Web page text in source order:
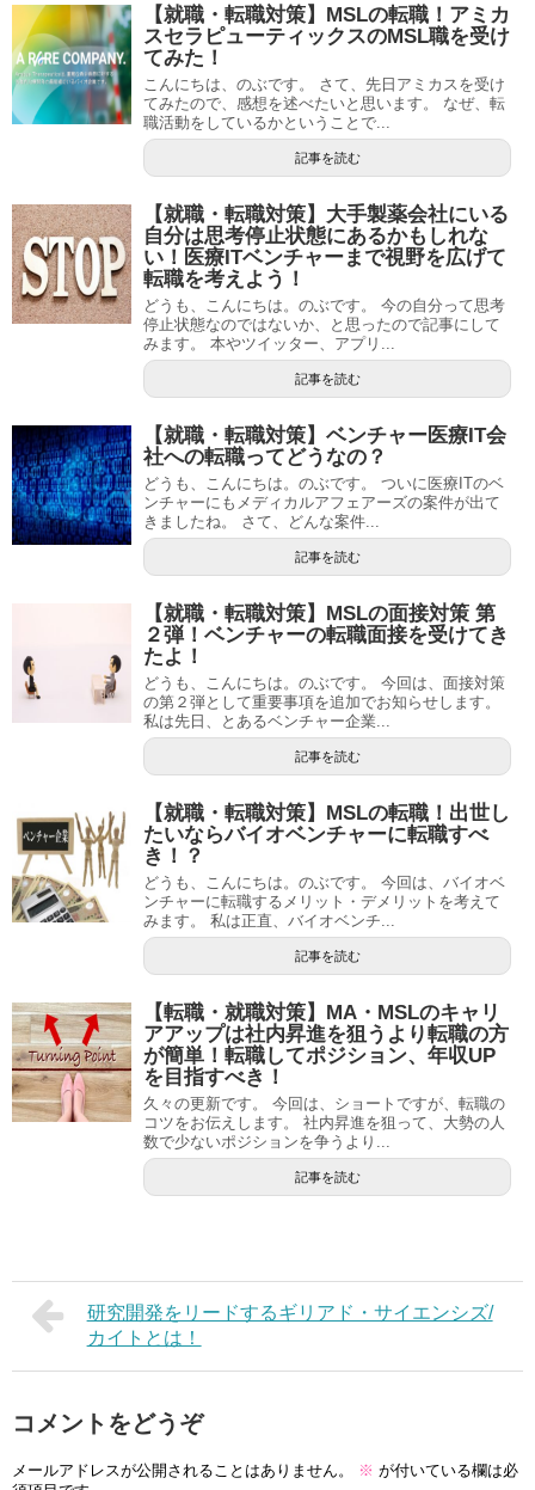
【就職・転職対策】MSLの転職！アミカ
スセラピューティックスのMSL職を受け
てみた！
こんにちは、のぶです。 さて、先日アミカスを受け
てみたので、感想を述べたいと思います。 なぜ、転
職活動をしているかということで...
記事を読む
【就職・転職対策】大手製薬会社にいる
自分は思考停止状態にあるかもしれな
い！医療ITベンチャーまで視野を広げて
転職を考えよう！
どうも、こんにちは。のぶです。 今の自分って思考
停止状態なのではないか、と思ったので記事にして
みます。 本やツイッター、アプリ...
記事を読む
【就職・転職対策】ベンチャー医療IT会
社への転職ってどうなの？
どうも、こんにちは。のぶです。 ついに医療ITのベ
ンチャーにもメディカルアフェアーズの案件が出て
きましたね。 さて、どんな案件...
記事を読む
【就職・転職対策】MSLの面接対策 第
２弾！ベンチャーの転職面接を受けてき
たよ！
どうも、こんにちは。のぶです。 今回は、面接対策
の第２弾として重要事項を追加でお知らせします。
私は先日、とあるベンチャー企業...
記事を読む
【就職・転職対策】MSLの転職！出世し
たいならバイオベンチャーに転職すべ
き！？
どうも、こんにちは。のぶです。 今回は、バイオベ
ンチャーに転職するメリット・デメリットを考えて
みます。 私は正直、バイオベンチ...
記事を読む
【転職・就職対策】MA・MSLのキャリ
アアップは社内昇進を狙うより転職の方
が簡単！転職してポジション、年収UP
を目指すべき！
久々の更新です。 今回は、ショートですが、転職の
コツをお伝えします。 社内昇進を狙って、大勢の人
数で少ないポジションを争うより...
記事を読む
研究開発をリードするギリアド・サイエンシズ/
カイトとは！
コメントをどうぞ
メールアドレスが公開されることはありません。 ※ が付いている欄は必